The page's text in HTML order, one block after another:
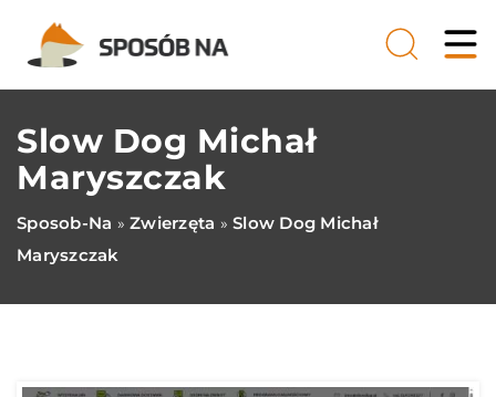
Slow Dog Michał
Maryszczak
Sposob-Na » Zwierzęta » Slow Dog Michał
Maryszczak